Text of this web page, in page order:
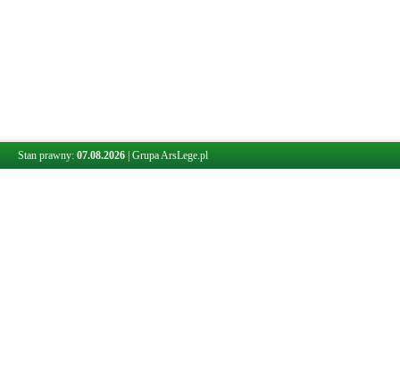
Stan prawny: 07.08.2026 Grupa ArsLege.pl